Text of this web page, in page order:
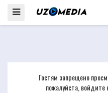
Гостям запрещено
пожалуйста, войдите